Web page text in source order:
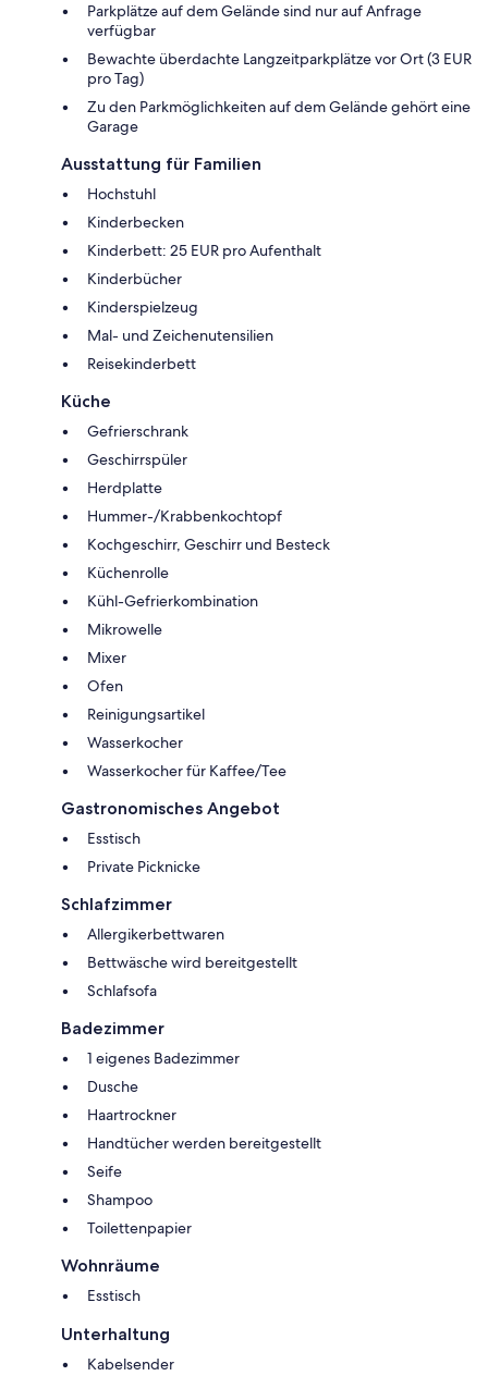
Parkplätze auf dem Gelände sind nur auf Anfrage
verfügbar
Bewachte überdachte Langzeitparkplätze vor Ort (3 EUR
pro Tag)
Zu den Parkmöglichkeiten auf dem Gelände gehört eine
Garage
Ausstattung für Familien
Hochstuhl
Kinderbecken
Kinderbett: 25 EUR pro Aufenthalt
Kinderbücher
Kinderspielzeug
Mal- und Zeichenutensilien
Reisekinderbett
Küche
Gefrierschrank
Geschirrspüler
Herdplatte
Hummer-/Krabbenkochtopf
Kochgeschirr, Geschirr und Besteck
Küchenrolle
Kühl-Gefrierkombination
Mikrowelle
Mixer
Ofen
Reinigungsartikel
Wasserkocher
Wasserkocher für Kaffee/Tee
Gastronomisches Angebot
Esstisch
Private Picknicke
Schlafzimmer
Allergikerbettwaren
Bettwäsche wird bereitgestellt
Schlafsofa
Badezimmer
1 eigenes Badezimmer
Dusche
Haartrockner
Handtücher werden bereitgestellt
Seife
Shampoo
Toilettenpapier
Wohnräume
Esstisch
Unterhaltung
Kabelsender